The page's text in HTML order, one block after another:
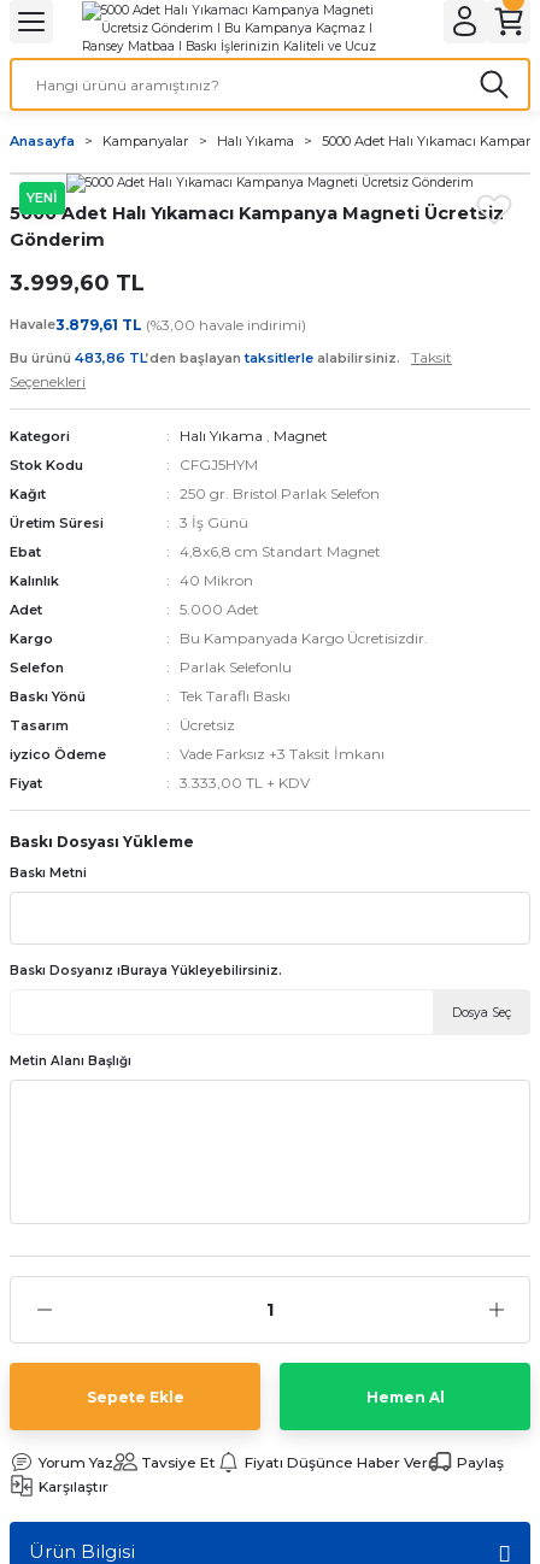
Geri Dön
Geri Dön
Kağıdı
Geri Dön
Geri Dön
Ürünleri
Geri Dön
Geri Dön
Geri Dön
Anasayfa Kampanyalar Halı Yıkama 5000 Adet Halı Yıkamacı
YENİ
5000 Adet Halı Yıkamacı Kampanya Magneti Ücretsiz
Gönderim
3.999,60 TL
Havale3.879,61 TL (%3,00 havale indirimi)
Bu ürünü 483,86 TL’den başlayantaksitlerle alabilirsiniz.
Taksit
Seçenekleri
Kategori Halı Yıkama , Magnet
Stok Kodu CFGJ5HYM
Kağıt 250 gr. Bristol Parlak Selefon
Üretim Süresi 3 İş Günü
Ebat 4,8x6,8 cm Standart Magnet
Kalınlık 40 Mikron
Adet 5.000 Adet
Kargo Bu Kampanyada Kargo Ücretisizdir.
Selefon Parlak Selefonlu
Baskı Yönü Tek Taraflı Baskı
Tasarım Ücretsiz
iyzico Ödeme Vade Farksız +3 Taksit İmkanı
Fiyat 3.333,00 TL + KDV
Baskı Dosyası Yükleme
Baskı Metni
Baskı Dosyanız ıBuraya Yükleyebilirsiniz.
Dosya Seç
Metin Alanı Başlığı
Sepete Ekle Hemen Al
Yorum Yaz Tavsiye Et Fiyatı Düşünce Haber Ver
Paylaş
Karşılaştır
Ürün Bilgisi